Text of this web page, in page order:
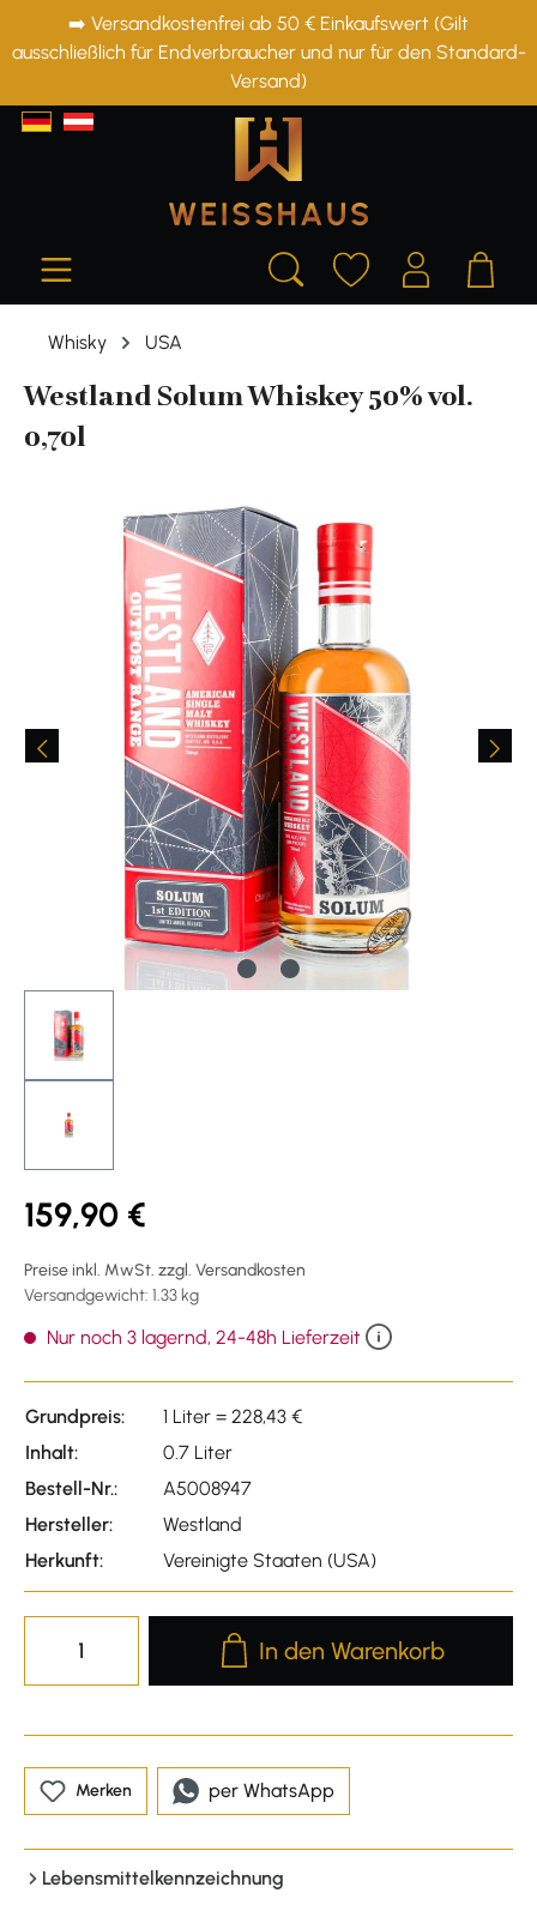
springen
➡️ Versandkostenfrei ab 50 € Einkaufswert (Gilt
ausschließlich für Endverbraucher und nur für den Standard-
Versand)
Whisky USA
Westland Solum Whiskey 50% vol.
0,70l
Bildergalerie überspringen
159,90 €
Preise inkl. MwSt. zzgl. Versandkosten
Versandgewicht: 1.33 kg
Nur noch 3 lagernd, 24-48h Lieferzeit
Grundpreis:
1 Liter = 228,43 €
Inhalt:
0.7 Liter
Bestell-Nr.:
A5008947
Hersteller:
Westland
Herkunft:
Vereinigte Staaten (USA)
Produkt Anzahl: Gib den
In den Warenkorb
Merken per WhatsApp
Lebensmittelkennzeichnung